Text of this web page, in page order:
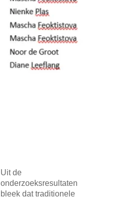
Uit de
onderzoeksresultaten
bleek dat traditionele